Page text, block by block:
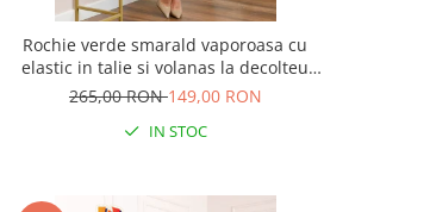
Rochie verde smarald vaporoasa cu
elastic in talie si volanas la decolteu
Allegra
265,00 RON149,00 RON
IN STOC